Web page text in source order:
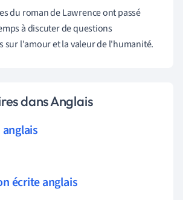
du roman de Lawrence ont passé
à discuter de questions
sur l'amour et la valeur de l'humanité.
dans Anglais
écrite anglais